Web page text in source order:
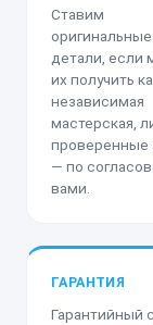
Ставим
оригинальные
детали, если
их получить
независимая
мастерская,
проверенные
— по
вами.
ГАРАНТИЯ
Гарантийный